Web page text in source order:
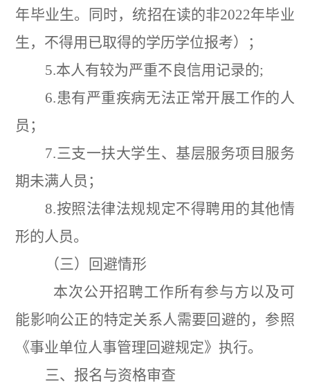
年毕业生。同时，统招在读的非2022年毕业
生，不得用已取得的学历学位报考）；
5.本人有较为严重不良信用记录的;
6.患有严重疾病无法正常开展工作的人
员；
7.三支一扶大学生、基层服务项目服务
期未满人员；
8.按照法律法规规定不得聘用的其他情
形的人员。
（三）回避情形
本次公开招聘工作所有参与方以及可
能影响公正的特定关系人需要回避的，参照
《事业单位人事管理回避规定》执行。
三、报名与资格审查